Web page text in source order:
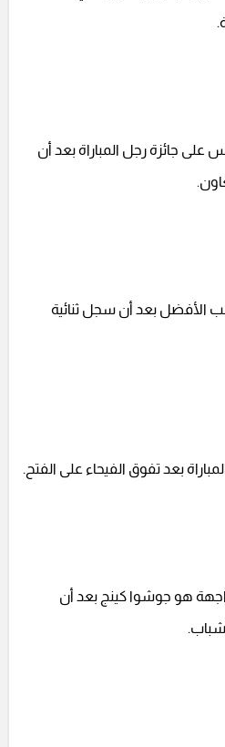
على جائزة رجل المباراة بعد أن
الأفضل بعد أن سجل ثنائية
بعد تفوق الفيحاء على الفتح.
هو جوشوا كينج بعد أن